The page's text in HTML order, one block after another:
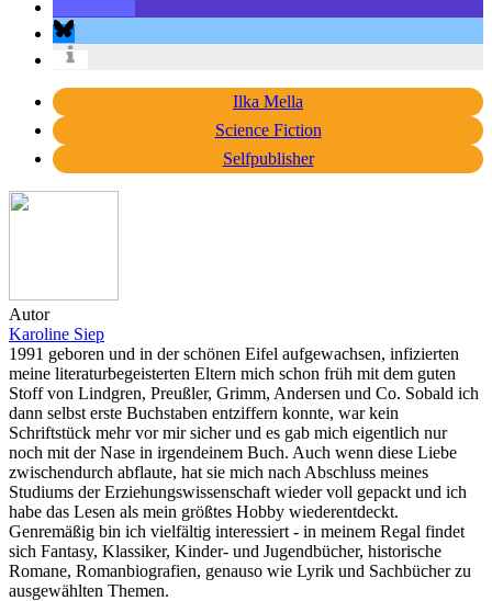
Ilka Mella
Science Fiction
Selfpublisher
Autor
Karoline Siep
1991 geboren und in der schönen Eifel aufgewachsen, infizierten
meine literaturbegeisterten Eltern mich schon früh mit dem guten
Stoff von Lindgren, Preußler, Grimm, Andersen und Co. Sobald ich
dann selbst erste Buchstaben entziffern konnte, war kein
Schriftstück mehr vor mir sicher und es gab mich eigentlich nur
noch mit der Nase in irgendeinem Buch. Auch wenn diese Liebe
zwischendurch abflaute, hat sie mich nach Abschluss meines
Studiums der Erziehungswissenschaft wieder voll gepackt und ich
habe das Lesen als mein größtes Hobby wiederentdeckt.
Genremäßig bin ich vielfältig interessiert - in meinem Regal findet
sich Fantasy, Klassiker, Kinder- und Jugendbücher, historische
Romane, Romanbiografien, genauso wie Lyrik und Sachbücher zu
ausgewählten Themen.